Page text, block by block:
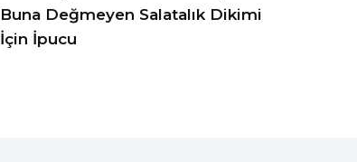
Buna Değmeyen Salatalık Dikimi
İçin İpucu